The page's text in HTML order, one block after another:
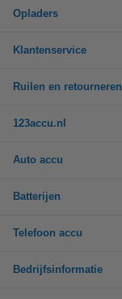
Opladers
Klantenservice
Ruilen en retourneren
123accu.nl
Auto accu
Batterijen
Telefoon accu
Bedrijfsinformatie